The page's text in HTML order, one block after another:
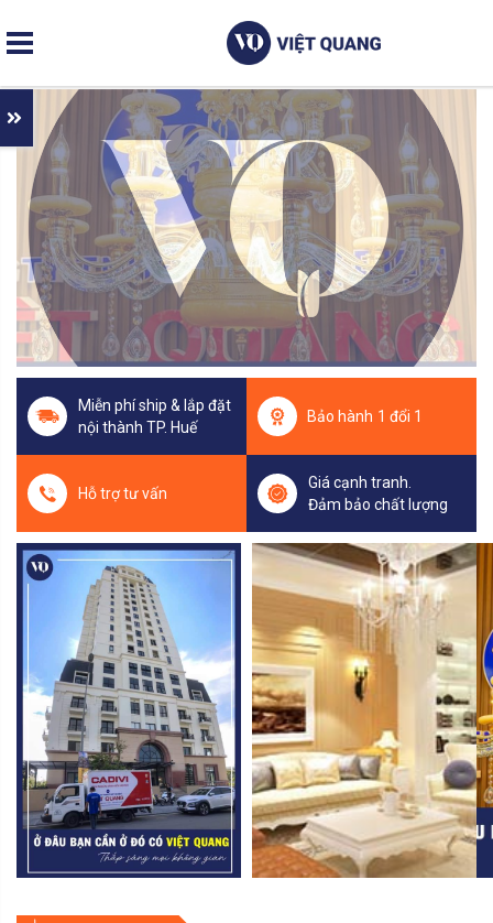
nội
Miễn phí ship & lắp đặt
nội thành TP. Huế
Bảo hành 1 đổi 1
Hỗ trợ tư vấn
Giá cạnh tranh.
Đảm bảo chất lượng